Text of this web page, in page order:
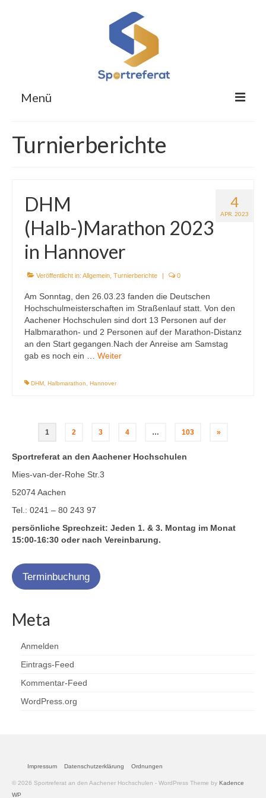
Menü
Für Übungsleitende
Respekt im Hochschulsport
Sportreferat
Kontakt
Turnierberichte
4
APR. 2023
DHM
(Halb-)Marathon 2023
in Hannover
Veröffentlicht in: Allgemein Turnierberichte | 0
Am Sonntag, den 26.03.23 fanden die Deutschen
Hochschulmeisterschaften im Straßenlauf statt. Von den
Aachener Hochschulen sind dort 13 Personen auf der
Halbmarathon- und 2 Personen auf der Marathon-Distanz
an den Start gegangen.Nach der Anreise am Samstag
gab es noch ein … Weiter
DHM Halbmarathon Hannover
Seitennummerierung
der
Beiträge
1 2 3 4 … 103 »
Sportreferat an den Aachener Hochschulen
Mies-van-der-Rohe Str.3
52074 Aachen
Tel.: 0241 – 80 243 97
persönliche Sprechzeit: Jeden 1. & 3. Montag im Monat
15:00-16:30 oder nach Vereinbarung.
Terminbuchung
Meta
Anmelden
Eintrags-Feed
Kommentar-Feed
WordPress.org
Impressum Datenschutzerklärung Ordnungen
© 2026 Sportreferat an den Aachener Hochschulen - WordPress Theme by Kadence
WP